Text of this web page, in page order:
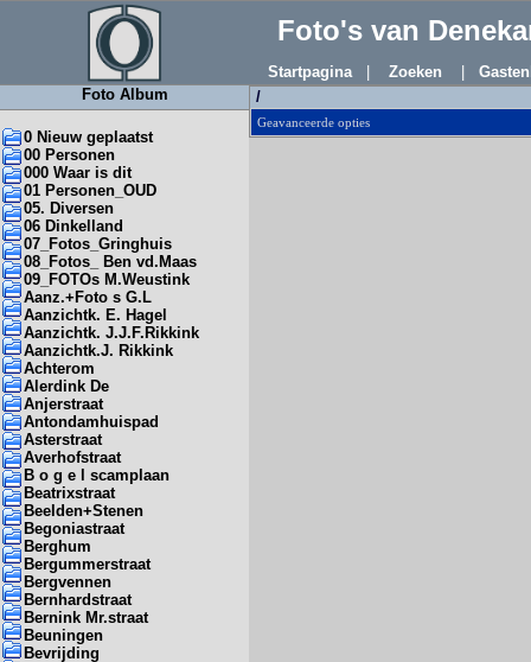
Foto's van
Startpagina| Zoeken
Foto Album
0 Nieuw geplaatst
00 Personen
000 Waar is dit
01 Personen_OUD
05. Diversen
06 Dinkelland
07_Fotos_Gringhuis
08_Fotos_ Ben vd.Maas
09_FOTOs M.Weustink
Aanz.+Foto s G.L
Aanzichtk. E. Hagel
Aanzichtk. J.J.F.Rikkink
Aanzichtk.J. Rikkink
Achterom
Alerdink De
Anjerstraat
Antondamhuispad
Asterstraat
Averhofstraat
B o g e l scamplaan
Beatrixstraat
Beelden+Stenen
Begoniastraat
Berghum
Bergummerstraat
Bergvennen
Bernhardstraat
Bernink Mr.straat
Beuningen
Bevrijding
/
Geavanceerde opties